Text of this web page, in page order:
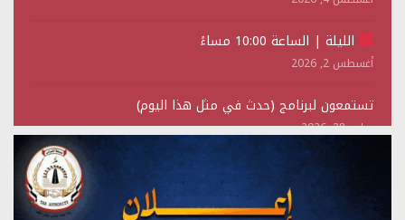
الليلة | الساعة 10:00 مساءً
أغسطس 2, 2026
تستمعون لبرنامج (حدث في مثل هذا اليوم)
يوليو 28, 2026
(نحن لا نهزم) بث مباشر